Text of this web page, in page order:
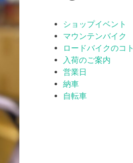
ショップイベント
マウンテンバイク
ロードバイクのコト
入荷のご案内
営業日
納車
自転車